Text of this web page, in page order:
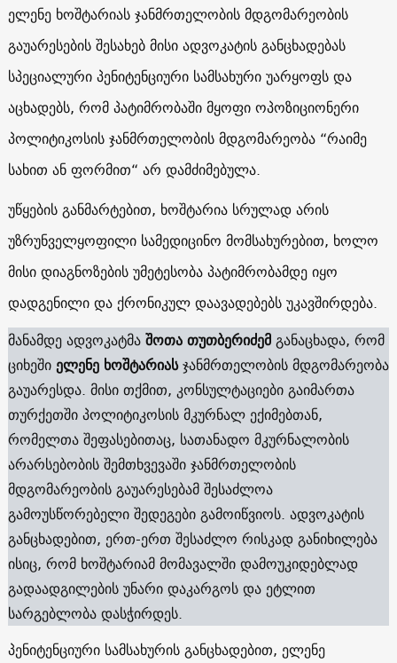
ელენე ხოშტარიას ჯანმრთელობის მდგომარეობის
გაუარესების შესახებ მისი ადვოკატის განცხადებას
სპეციალური პენიტენციური სამსახური უარყოფს და
აცხადებს, რომ პატიმრობაში მყოფი ოპოზიციონერი
პოლიტიკოსის ჯანმრთელობის მდგომარეობა “რაიმე
სახით ან ფორმით“ არ დამძიმებულა.
უწყების განმარტებით, ხოშტარია სრულად არის
უზრუნველყოფილი სამედიცინო მომსახურებით, ხოლო
მისი დიაგნოზების უმეტესობა პატიმრობამდე იყო
დადგენილი და ქრონიკულ დაავადებებს უკავშირდება.
მანამდე ადვოკატმაშოთა თუთბერიძემგანაცხადა, რომ
ციხეშიელენე ხოშტარიასჯანმრთელობის მდგომარეობა
გაუარესდა. მისი თქმით, კონსულტაციები გაიმართა
თურქეთში პოლიტიკოსის მკურნალ ექიმებთან,
რომელთა შეფასებითაც, სათანადო მკურნალობის
არარსებობის შემთხვევაში ჯანმრთელობის
მდგომარეობის გაუარესებამ შესაძლოა
გამოუსწორებელი შედეგები გამოიწვიოს. ადვოკატის
განცხადებით, ერთ-ერთ შესაძლო რისკად განიხილება
ისიც, რომ ხოშტარიამ მომავალში დამოუკიდებლად
გადაადგილების უნარი დაკარგოს და ეტლით
სარგებლობა დასჭირდეს.
პენიტენციური სამსახურის განცხადებით, ელენე